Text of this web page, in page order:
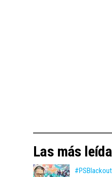
Las más